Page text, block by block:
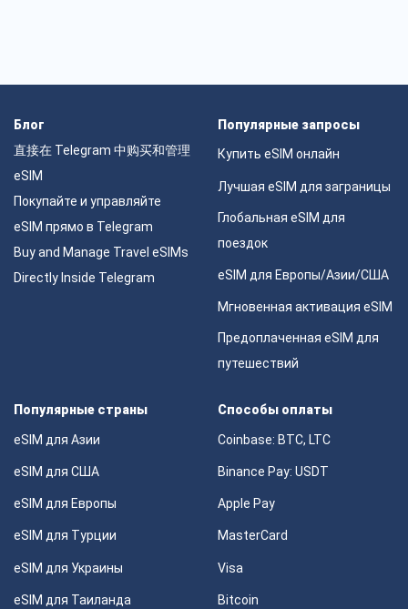
Блог
直接在 Telegram 中购买和管理
eSIM
Покупайте и управляйте
eSIM прямо в Telegram
Buy and Manage Travel eSIMs
Directly Inside Telegram
Популярные запросы
Купить eSIM онлайн
Лучшая eSIM для заграницы
Глобальная eSIM для
поездок
eSIM для Европы/Азии/США
Мгновенная активация eSIM
Предоплаченная eSIM для
путешествий
Популярные страны
eSIM для Азии
eSIM для США
eSIM для Европы
eSIM для Турции
eSIM для Украины
eSIM для Таиланда
Способы оплаты
Coinbase: BTC, LTC
Binance Pay: USDT
Apple Pay
MasterCard
Visa
Bitcoin